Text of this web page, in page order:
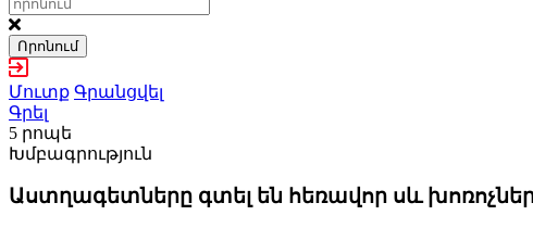
Որոնում
Մուտք Գրանցվել
Գրել
5 րոպե
Խմբագրություն
Աստղագետները գտել են հեռավոր սև